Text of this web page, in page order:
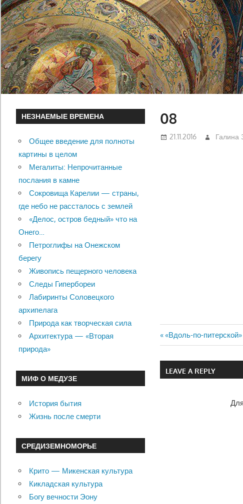
08
21.11.2016 Галина
Навигация
по
Previous
Post:
«Вдоль-по-
LEAVE A REPLY
НЕЗНАЕМЫЕ ВРЕМЕНА
Общее введение для полноты
картины в целом
Мегалиты: Непрочитанные
послания в камне
Сокровища Карелии — страны,
где небо не рассталось с землей
«Делос, остров бедный» что на
Онего…
Петроглифы на Онежском
берегу
Живопись пещерного человека
Следы Гипербореи
Лабиринты Соловецкого
архипелага
Природа как творческая сила
Архитектура — «Вторая
природа»
МИФ О МЕДУЗЕ
История бытия
Жизнь после смерти
СРЕДИЗЕМНОМОРЬЕ
Крито — Микенская культура
Кикладская культура
Богу вечности Эону